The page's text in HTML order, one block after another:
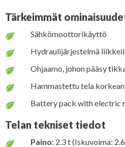
Tärkeimmät
Sähkömoottorikäyttö
Hydraulijärjestelmä
Ohjaamo, johon pääsy
Hammastettu tela
Battery pack with electric
Telan tekniset tiedot
Paino: 2.3 t (Iskuvoima: